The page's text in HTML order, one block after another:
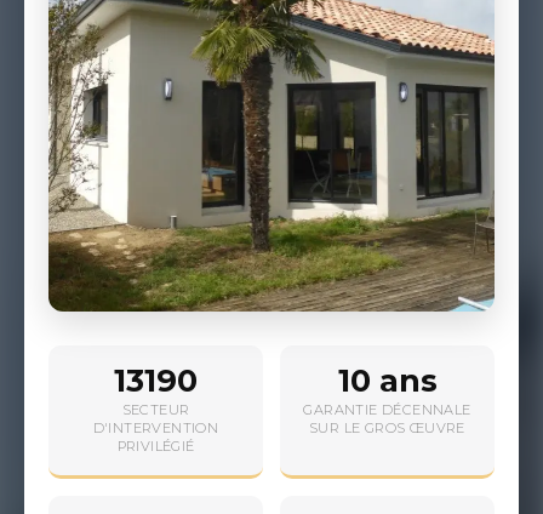
13190
SECTEUR
D'INTERVENTION
PRIVILÉGIÉ
10 ans
GARANTIE DÉCENNALE
SUR LE GROS ŒUVRE